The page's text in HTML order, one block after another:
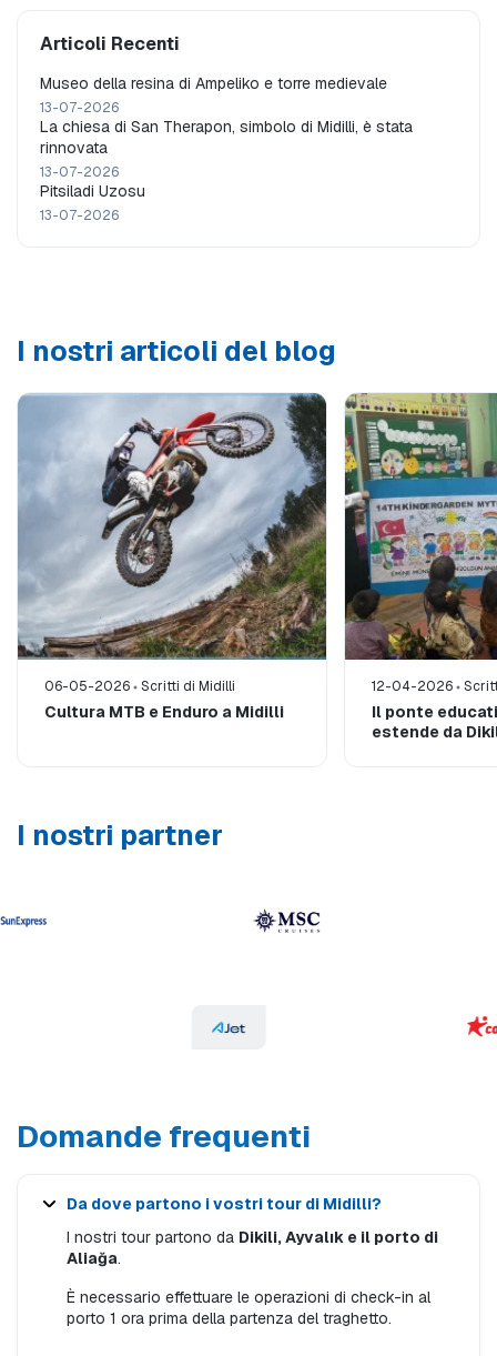
Articoli Recenti
Museo della resina di Ampeliko e torre medievale
13-07-2026
La chiesa di San Therapon, simbolo di Midilli, è stata
rinnovata
13-07-2026
Pitsiladi Uzosu
13-07-2026
I nostri articoli del blog
06-05-2026 Scritti di Midilli
Cultura MTB e Enduro a Midilli
12-04-2026
Il ponte
estende da
I nostri partner
Domande frequenti
Da dove partono i vostri tour di Midilli?
I nostri tour partono da Dikili, Ayvalık e il porto di
Aliağa.
È necessario effettuare le operazioni di check-in al
porto 1 ora prima della partenza del traghetto.